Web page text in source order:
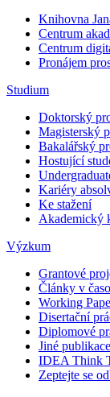
Knihovna
Centrum
Centrum
Pronájem
Studium
Doktorský
Magisterský
Bakalářský
Hostující
Kariéry
Ke stažení
Akademický
Výzkum
Grantové
Články v
Working
Disertační
Diplomové
Jiné publikace
IDEA Think
Zeptejte se